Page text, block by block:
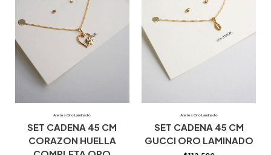
Aretes Oro Laminado
SET CADENA 45 CM
CORAZON HUELLA
Aretes Oro Laminado
SET CADENA 45 CM
GUCCI ORO LAMINADO